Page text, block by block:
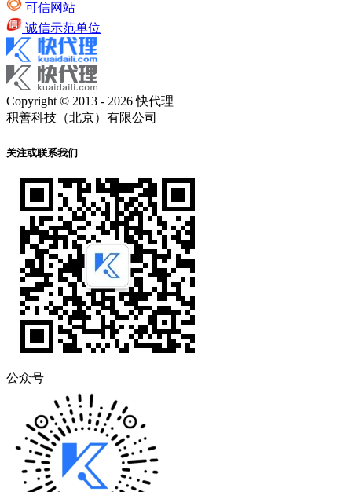
可信网站
诚信示范单位
Copyright © 2013 - 2026 快代理
积善科技（北京）有限公司
关注或联系我们
公众号